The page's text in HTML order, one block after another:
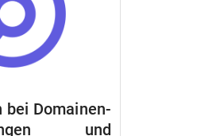
Domainen-
und